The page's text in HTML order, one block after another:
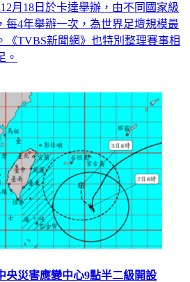
月18日於卡達舉辦，由不同國家級
每4年舉辦一次，為世界足壇規模最
《TVBS新聞網》也特別整理賽事相
。
央災害應變中心9點半二級開設